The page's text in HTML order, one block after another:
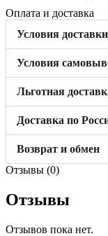
Оплата и доставка
Условия
Условия
Льготная
Доставка по
Возврат и обмен
Отзывы (0)
Отзывы
Отзывов пока нет.